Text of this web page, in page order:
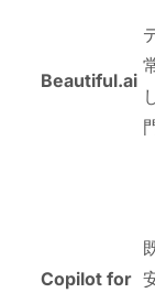
Beautiful.ai
Copilot for